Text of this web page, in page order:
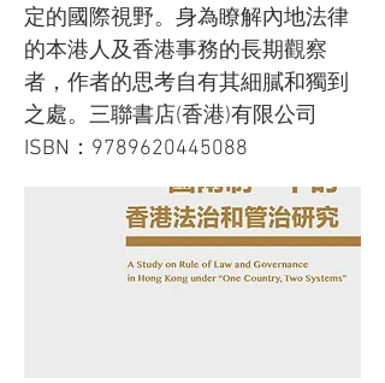
定的國際視野。身為瞭解內地法律
的本港人及香港事務的長期觀察
者，作者的思考自有其細膩和獨到
之處。三聯書店(香港)有限公司
ISBN：9789620445088